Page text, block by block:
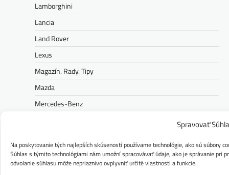
Spravovať
Na poskytovanie tých najlepších skúseností používame technológie, ako sú súbory
Súhlas s týmito technológiami nám umožní spracovávať údaje, ako je správanie pri
odvolanie súhlasu môže nepriaznivo ovplyvniť určité vlastnosti a funkcie.
Lamborghini
Lancia
Land Rover
Lexus
Magazín. Rady. Tipy
Mazda
Mercedes-Benz
Nissan
Opel